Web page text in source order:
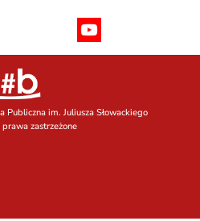
im. Juliusza Słowackiego
zastrzeżone